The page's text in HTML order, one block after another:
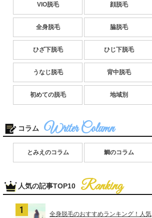
VIO脱毛 顔脱毛
全身脱毛 脇脱毛
ひざ下脱毛 ひじ下脱毛
うなじ脱毛 背中脱毛
初めての脱毛 地域別
コラム
とみえのコラム 鯛のコラム
人気の記事TOP10
全身脱毛のおすすめランキング！人気